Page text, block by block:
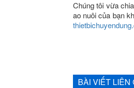
Chúng tôi vừa
ao nuôi của bạn
BÀI VIẾT LIÊN